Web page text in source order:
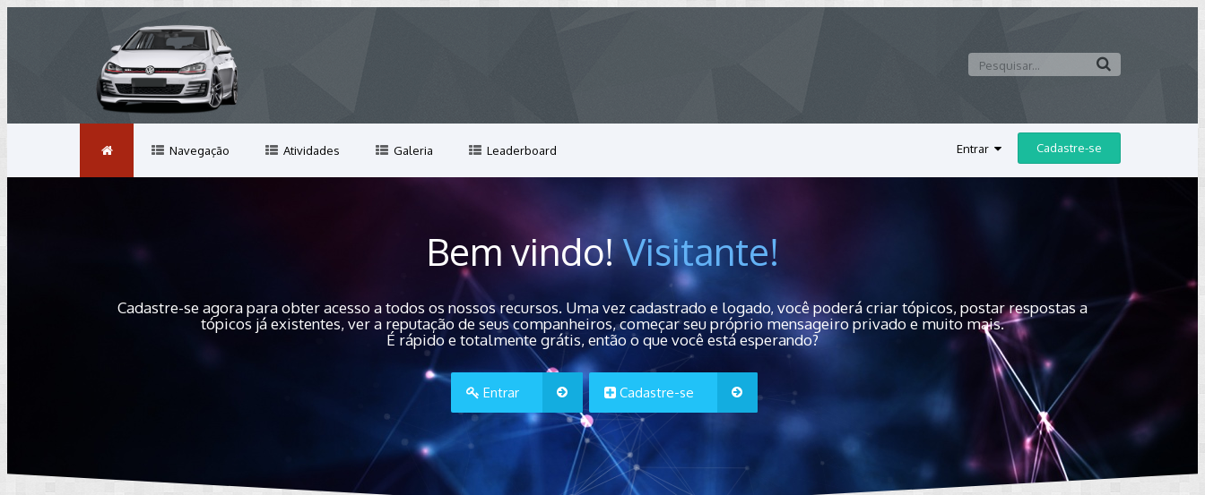
Entrar Cadastre-se
Navegação Atividades Galeria Leaderboard
Bem vindo!Visitante!
Cadastre-se agora para obter acesso a todos os nossos recursos. Uma vez cadastrado e logado, você poderá criar tópicos, postar respostas a
tópicos já existentes, ver a reputação de seus companheiros, começar seu próprio mensageiro privado e muito mais.
É rápido e totalmente grátis, então o que você está esperando?
Entrar Cadastre-se